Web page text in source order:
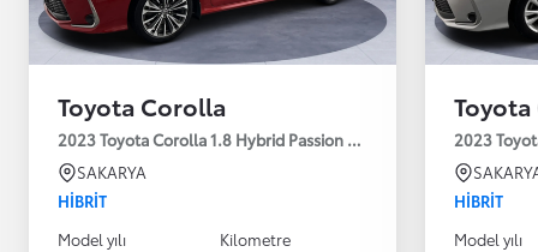
Yeni Hilux Yakında
Haberdar olun
Toyota Corolla
2023 Toyota Corolla 1.8 Hybrid Passion X-Pack E-CVT 140HP
SAKARYA
HIBRIT
Model yılı
Kilometre
2023
HIBRIT
Model yılı